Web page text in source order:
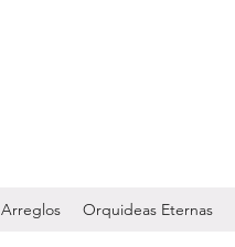
Arreglos Orquideas Eternas